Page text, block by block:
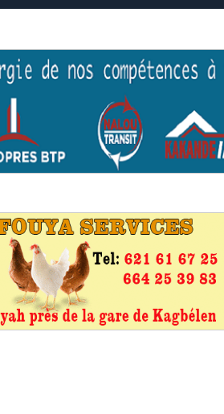
: retrait des cartes d’électeurs possible
vote : vos informations à transmettre
globaux provisoires et des
: ce 4 juin à 18h
résultats partiels des élections de mai